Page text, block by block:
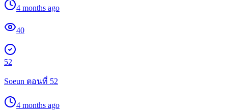
4 months ago
40
52
Soeun ตอนที่ 52
4 months ago